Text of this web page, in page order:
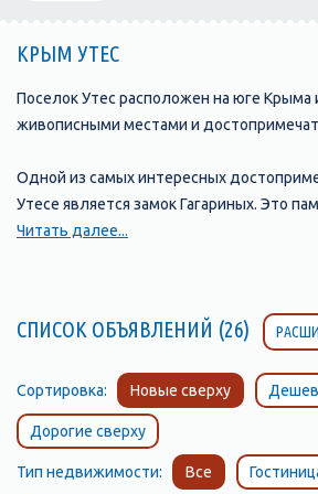
КРЫМ УТЕС
Поселок Утес расположен на юге Крыма
живописными местами и
Одной из самых интересных
Утесе является замок Гагариных. Это
который был построен в конце XIX века
Парк им. Гагарина – это чудесное место
является самым крупным и красивым
побережье Крыма. В парке можно
растительность и прекрасные
Читать далее...
СПИСОК ОБЪЯВЛЕНИЙ (26)
Сортировка: Новые сверху
Дорогие сверху
Тип недвижимости: Все